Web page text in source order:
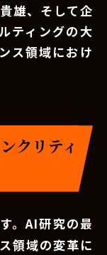
雄、そして企
ティングの大
ス領域におけ
クリティ
。AI研究の最
領域の変革に